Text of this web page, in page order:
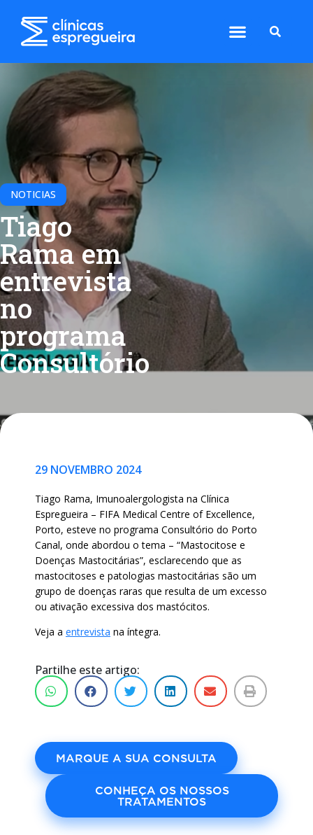
NOTICIAS
Tiago
Rama em
entrevista
no
programa
Consultório
29 NOVEMBRO 2024
Tiago Rama, Imunoalergologista na Clínica
Espregueira – FIFA Medical Centre of Excellence,
Porto, esteve no programa Consultório do Porto
Canal, onde abordou o tema – “Mastocitose e
Doenças Mastocitárias”, esclarecendo que as
mastocitoses e patologias mastocitárias são um
grupo de doenças raras que resulta de um excesso
ou ativação excessiva dos mastócitos.
Veja a entrevista na íntegra.
Partilhe este artigo:
MARQUE A SUA CONSULTA
CONHEÇA OS NOSSOS
TRATAMENTOS